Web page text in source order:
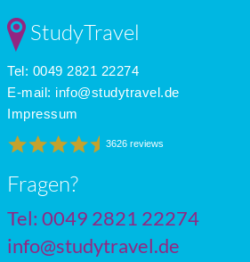
StudyTravel
Tel: 0049 2821 22274
E-mail: info@studytravel.de
Impressum
3626 reviews
Fragen?
Tel: 0049 2821 22274
info@studytravel.de